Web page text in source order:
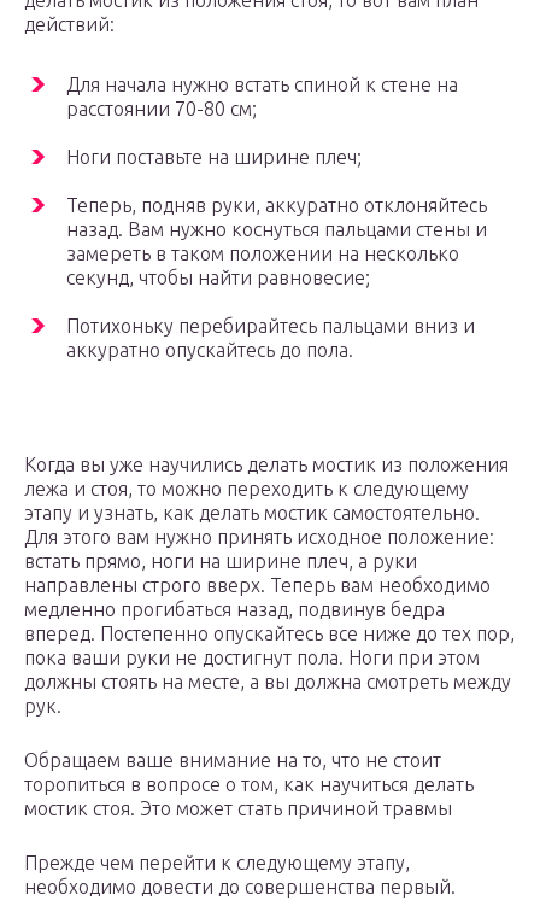
действий:
Для начала нужно встать спиной к стене на
расстоянии 70-80 см;
Ноги поставьте на ширине плеч;
Теперь, подняв руки, аккуратно отклоняйтесь
назад. Вам нужно коснуться пальцами стены и
замереть в таком положении на несколько
секунд, чтобы найти равновесие;
Потихоньку перебирайтесь пальцами вниз и
аккуратно опускайтесь до пола.
Когда вы уже научились делать мостик из положения
лежа и стоя, то можно переходить к следующему
этапу и узнать, как делать мостик самостоятельно.
Для этого вам нужно принять исходное положение:
встать прямо, ноги на ширине плеч, а руки
направлены строго вверх. Теперь вам необходимо
медленно прогибаться назад, подвинув бедра
вперед. Постепенно опускайтесь все ниже до тех пор,
пока ваши руки не достигнут пола. Ноги при этом
должны стоять на месте, а вы должна смотреть между
рук.
Обращаем ваше внимание на то, что не стоит
торопиться в вопросе о том, как научиться делать
мостик стоя. Это может стать причиной травмы
Прежде чем перейти к следующему этапу,
необходимо довести до совершенства первый.